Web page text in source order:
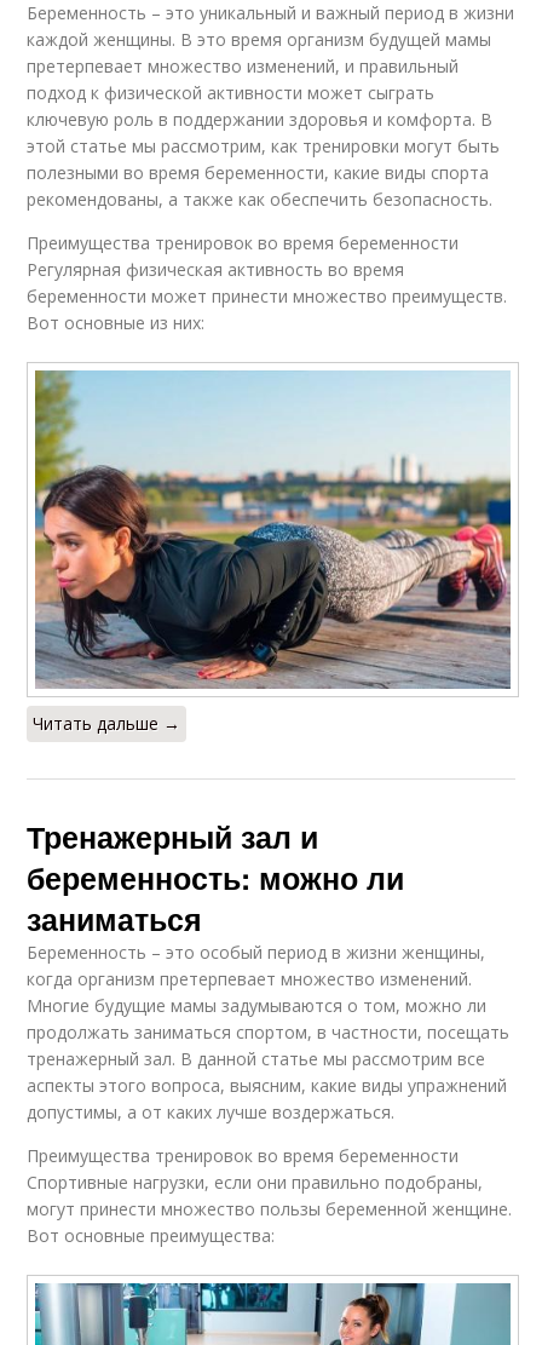
Беременность – это уникальный и важный период в жизни
каждой женщины. В это время организм будущей мамы
претерпевает множество изменений, и правильный
подход к физической активности может сыграть
ключевую роль в поддержании здоровья и комфорта. В
этой статье мы рассмотрим, как тренировки могут быть
полезными во время беременности, какие виды спорта
рекомендованы, а также как обеспечить безопасность.
Преимущества тренировок во время беременности
Регулярная физическая активность во время
беременности может принести множество преимуществ.
Вот основные из них:
Читать дальше →
Тренажерный зал и
беременность: можно ли
заниматься
Беременность – это особый период в жизни женщины,
когда организм претерпевает множество изменений.
Многие будущие мамы задумываются о том, можно ли
продолжать заниматься спортом, в частности, посещать
тренажерный зал. В данной статье мы рассмотрим все
аспекты этого вопроса, выясним, какие виды упражнений
допустимы, а от каких лучше воздержаться.
Преимущества тренировок во время беременности
Спортивные нагрузки, если они правильно подобраны,
могут принести множество пользы беременной женщине.
Вот основные преимущества: